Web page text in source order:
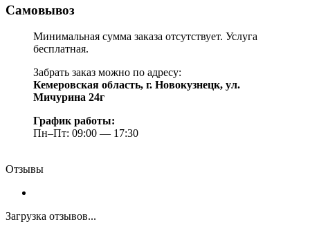
Самовывоз
Минимальная сумма заказа отсутствует. Услуга
бесплатная.
Забрать заказ можно по адресу:
Кемеровская область, г. Новокузнецк, ул.
Мичурина 24г
График работы:
Пн–Пт: 09:00 — 17:30
Отзывы
Загрузка отзывов...